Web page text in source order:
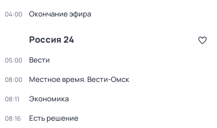
04:00 Окончание эфира
Россия 24
05:00 Вести
08:00 Местное время. Вести-Омск
08:11 Экономика
08:16 Есть решение